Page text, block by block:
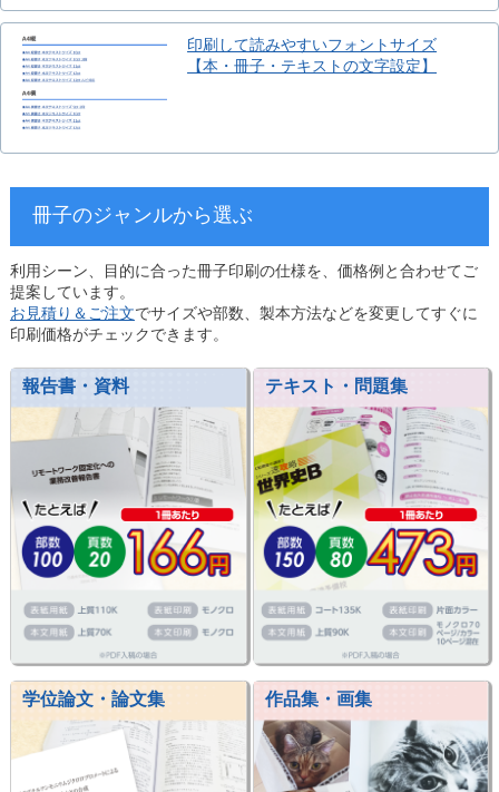
印刷して読みやすいフォントサイズ
【本・冊子・テキストの文字設定】
冊子のジャンルから選ぶ
利用シーン、目的に合った冊子印刷の仕様を、価格例と合わせてご
提案しています。
お見積り＆ご注文でサイズや部数、製本方法などを変更してすぐに
印刷価格がチェックできます。
報告書・資料 テキスト・問題集
学位論文・論文集 作品集・画集